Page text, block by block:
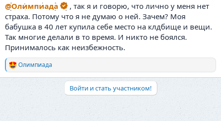
@Олимпиада
, так я и говорю, что лично у меня нет
страха. Потому что я не думаю о ней. Зачем? Моя
бабушка в 40 лет купила себе место на клдбище и вещи.
Так многие делали в то время. И никто не боялся.
Принималось как неизбежность.
Р
е
Олимпиада
Войти и стать участником!